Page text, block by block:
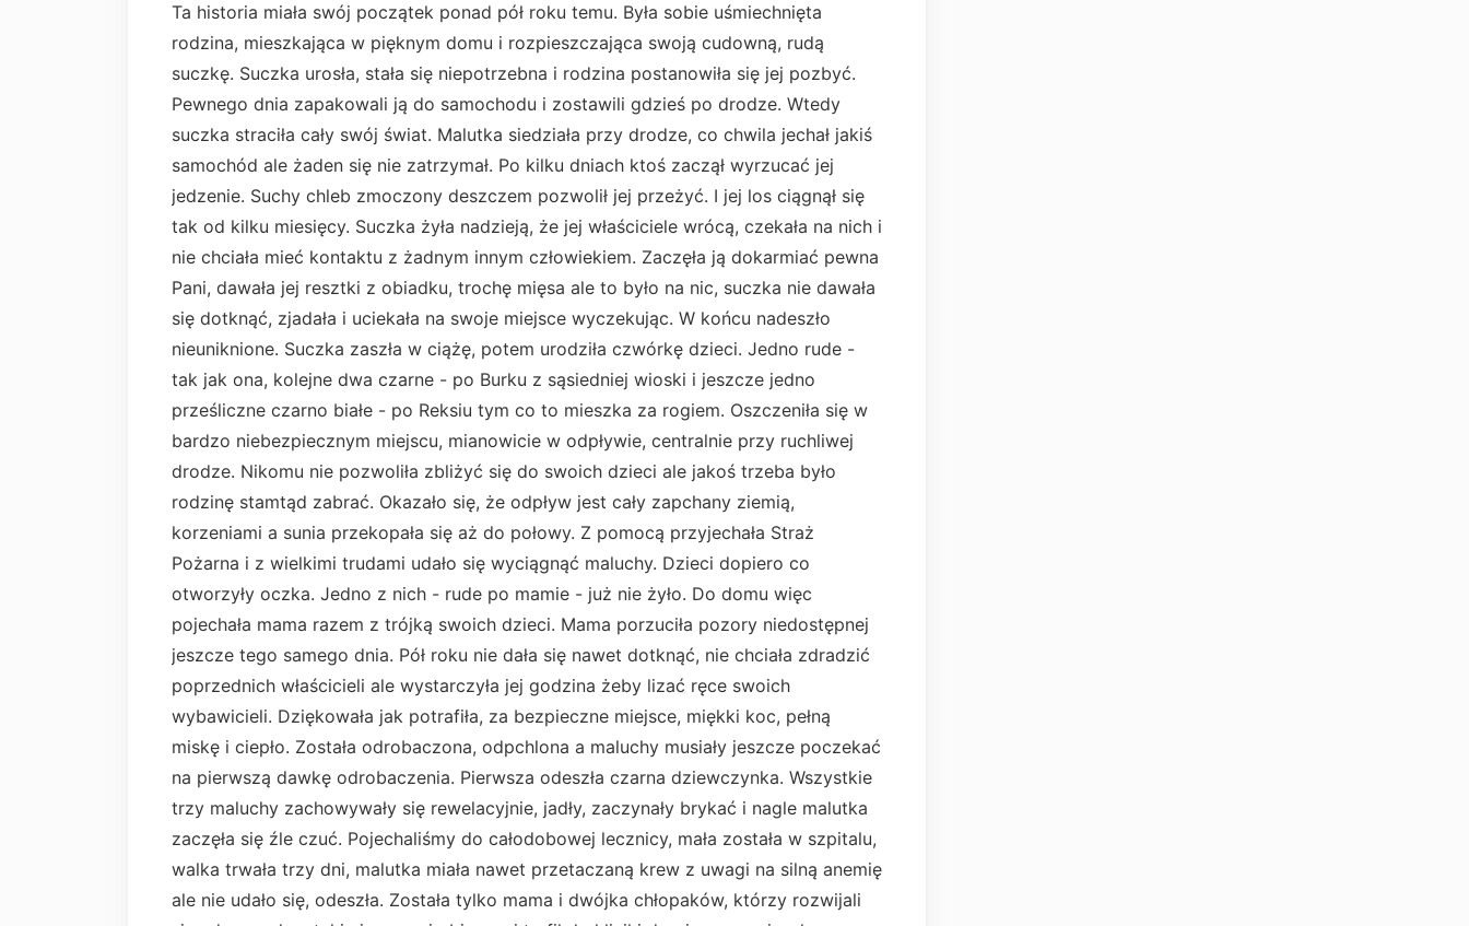
Ta historia miała swój początek ponad pół roku temu. Była sobie uśmiechnięta
rodzina, mieszkająca w pięknym domu i rozpieszczająca swoją cudowną, rudą
suczkę. Suczka urosła, stała się niepotrzebna i rodzina postanowiła się jej pozbyć.
Pewnego dnia zapakowali ją do samochodu i zostawili gdzieś po drodze. Wtedy
suczka straciła cały swój świat. Malutka siedziała przy drodze, co chwila jechał jakiś
samochód ale żaden się nie zatrzymał. Po kilku dniach ktoś zaczął wyrzucać jej
jedzenie. Suchy chleb zmoczony deszczem pozwolił jej przeżyć. I jej los ciągnął się
tak od kilku miesięcy. Suczka żyła nadzieją, że jej właściciele wrócą, czekała na nich i
nie chciała mieć kontaktu z żadnym innym człowiekiem. Zaczęła ją dokarmiać pewna
Pani, dawała jej resztki z obiadku, trochę mięsa ale to było na nic, suczka nie dawała
się dotknąć, zjadała i uciekała na swoje miejsce wyczekując. W końcu nadeszło
nieuniknione. Suczka zaszła w ciążę, potem urodziła czwórkę dzieci. Jedno rude -
tak jak ona, kolejne dwa czarne - po Burku z sąsiedniej wioski i jeszcze jedno
prześliczne czarno białe - po Reksiu tym co to mieszka za rogiem. Oszczeniła się w
bardzo niebezpiecznym miejscu, mianowicie w odpływie, centralnie przy ruchliwej
drodze. Nikomu nie pozwoliła zbliżyć się do swoich dzieci ale jakoś trzeba było
rodzinę stamtąd zabrać. Okazało się, że odpływ jest cały zapchany ziemią,
korzeniami a sunia przekopała się aż do połowy. Z pomocą przyjechała Straż
Pożarna i z wielkimi trudami udało się wyciągnąć maluchy. Dzieci dopiero co
otworzyły oczka. Jedno z nich - rude po mamie - już nie żyło. Do domu więc
pojechała mama razem z trójką swoich dzieci. Mama porzuciła pozory niedostępnej
jeszcze tego samego dnia. Pół roku nie dała się nawet dotknąć, nie chciała zdradzić
poprzednich właścicieli ale wystarczyła jej godzina żeby lizać ręce swoich
wybawicieli. Dziękowała jak potrafiła, za bezpieczne miejsce, miękki koc, pełną
miskę i ciepło. Została odrobaczona, odpchlona a maluchy musiały jeszcze poczekać
na pierwszą dawkę odrobaczenia. Pierwsza odeszła czarna dziewczynka. Wszystkie
trzy maluchy zachowywały się rewelacyjnie, jadły, zaczynały brykać i nagle malutka
zaczęła się źle czuć. Pojechaliśmy do całodobowej lecznicy, mała została w szpitalu,
walka trwała trzy dni, malutka miała nawet przetaczaną krew z uwagi na silną anemię
ale nie udało się, odeszła. Została tylko mama i dwójka chłopaków, którzy rozwijali